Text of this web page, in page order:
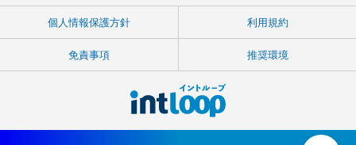
個人情報保護方針 利用規約
免責事項 推奨環境